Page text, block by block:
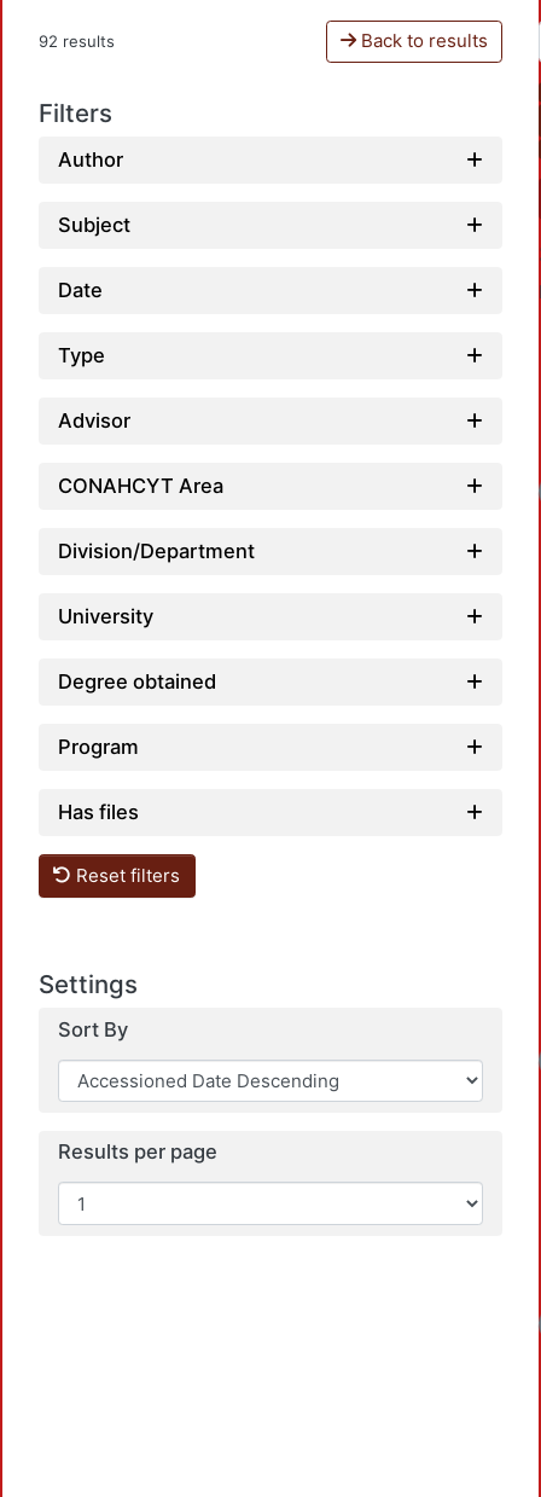
92 results Back to results
Filters
Author
Subject
Date
Type
Advisor
CONAHCYT Area
Division/Department
University
Degree obtained
Program
Has files
Reset filters
Settings
Sort By
Results per page